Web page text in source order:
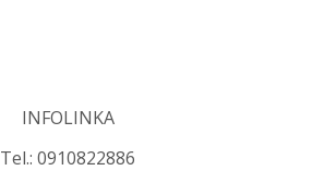
INFOLINKA
Tel.: 0910822886